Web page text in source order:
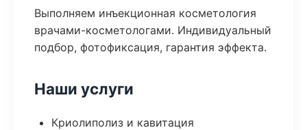
Выполняем инъекционная косметология
врачами-косметологами. Индивидуальный
подбор, фотофиксация, гарантия эффекта.
Наши услуги
Криолиполиз и кавитация